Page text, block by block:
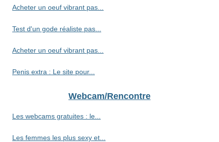
Acheter un oeuf vibrant pas...
Test d'un gode réaliste pas...
Acheter un oeuf vibrant pas...
Penis extra : Le site pour...
Webcam/Rencontre
Les webcams gratuites : le...
Les femmes les plus sexy et...